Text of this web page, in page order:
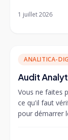
1 juillet 2026
ANALITICA-
Audit
Vous ne faites
ce qu'il faut
pour démarrer